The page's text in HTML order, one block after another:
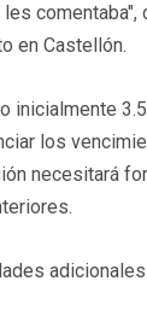
en Castellón.
inicialmente
los
necesitará